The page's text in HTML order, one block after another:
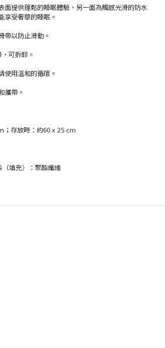
面提供蓬鬆的睡眠體驗，另一面為觸感光滑的防水
享受奢華的睡眠。
帶以防止滑動。
可拆卸。
使用溫和的循環。
攜帶。
；存放時：約60 x 25 cm
填充）：聚酯纖維